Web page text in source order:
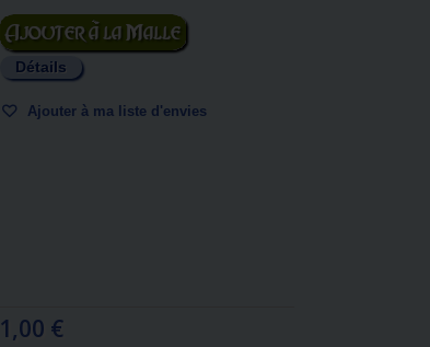
Ajouter au panier
Détails
Ajouter à ma liste d'envies
1,00 €